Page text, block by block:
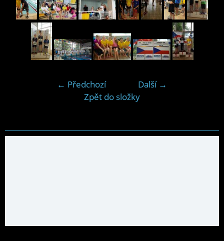
← Předchozí
Další →
Zpět do složky